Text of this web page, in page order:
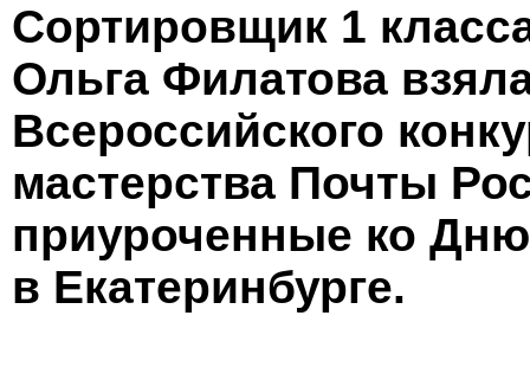
Сортировщик 1
Ольга Филатова
Всероссийского
мастерства Почты
приуроченные ко
в Екатеринбурге.